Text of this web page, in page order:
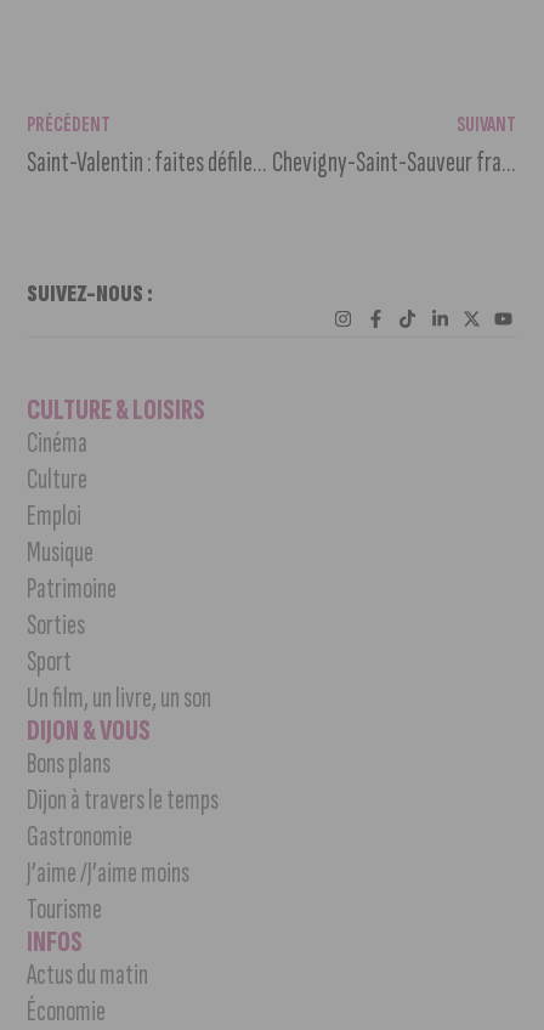
PRÉCÉDENT
Saint-Valentin : faites défiler vos mots doux sur les panneaux de Dijon
SUIVANT
Chevigny-Saint-Sauveur franchit le cap des 3 000 arbres plantés en six ans
SUIVEZ-NOUS :
CULTURE & LOISIRS
Cinéma
Culture
Emploi
Musique
Patrimoine
Sorties
Sport
Un film, un livre, un son
DIJON & VOUS
Bons plans
Dijon à travers le temps
Gastronomie
J’aime /J’aime moins
Tourisme
INFOS
Actus du matin
Économie